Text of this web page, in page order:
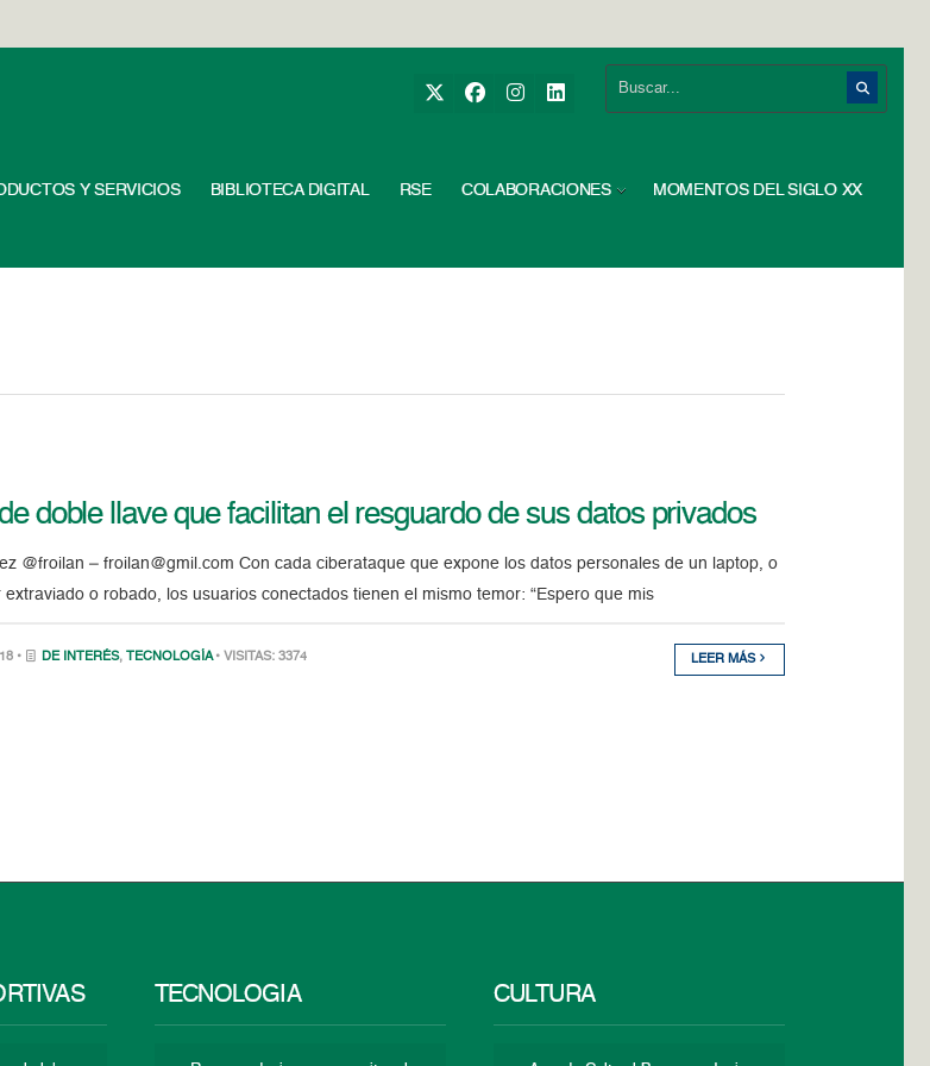
Y SERVICIOS BIBLIOTECA DIGITAL RSE COLABORACIONES MOMENTOS DEL SIGLO XX
doble llave que facilitan el resguardo de sus datos privados
@froilan – froilan@gmil.com Con cada ciberataque que expone los datos personales de un laptop, o
extraviado o robado, los usuarios conectados tienen el mismo temor: “Espero que mis
• DE INTERÉS, TECNOLOGÍA • VISITAS: 3374 LEER MÁS
TECNOLOGÍA CULTURA